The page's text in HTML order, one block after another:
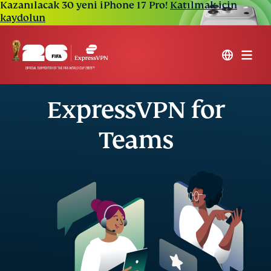
Kazanılacak 30 yeni iPhone 17 Pro! Katılmak için
kaydolun
ExpressVPN for
Teams